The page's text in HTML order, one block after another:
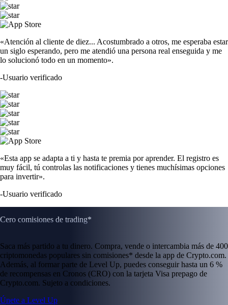
«Atención al cliente de diez... Acostumbrado a otros, me esperaba estar
un siglo esperando, pero me atendió una persona real enseguida y me
lo solucionó todo en un momento».
-Usuario verificado
«Esta app se adapta a ti y hasta te premia por aprender. El registro es
muy fácil, tú controlas las notificaciones y tienes muchísimas opciones
para invertir».
-Usuario verificado
Cero comisiones de trading*
Saca más partido a tu dinero. Compra, vende o intercambia más de 400
criptomonedas populares sin comisiones* desde la app de Crypto.com.
Además, al formar parte de Level Up, puedes conseguir hasta un 6 %
de recompensas en Cronos (CRO) con la tarjeta Visa prepago de
Crypto.com. Sujeto a condiciones.
Únete a Level Up